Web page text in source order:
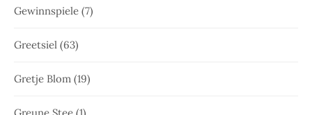
Gewinnspiele (7)
Greetsiel (63)
Gretje Blom (19)